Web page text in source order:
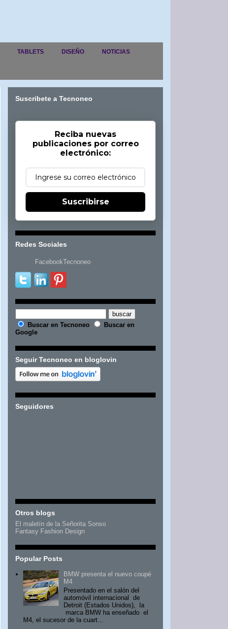
TABLETS DISEÑO NOTICIAS
Suscribete a Tecnoneo
Reciba nuevas
publicaciones por correo
electrónico:
Suscribirse
Redes Sociales
FacebookTecnoneo
Buscar en Tecnoneo
Buscar en
Google
Seguir Tecnoneo en bloglovin
Seguidores
Otros blogs
El maletín de la Señorita Sonso
Fantasy Fashion Design
Popular Posts
BMW presenta el nuevo coupé
M4
Presentado en el salón del
automóvil internacional de
Detroit (Estados Unidos), la
marca BMW ha enseñado el
M4, el sucesor de la cuart...